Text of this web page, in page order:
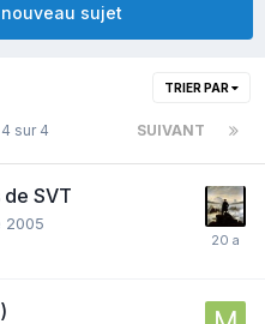
sujet
TRIER PAR
SUIVANT
sur 4
SVT
2005